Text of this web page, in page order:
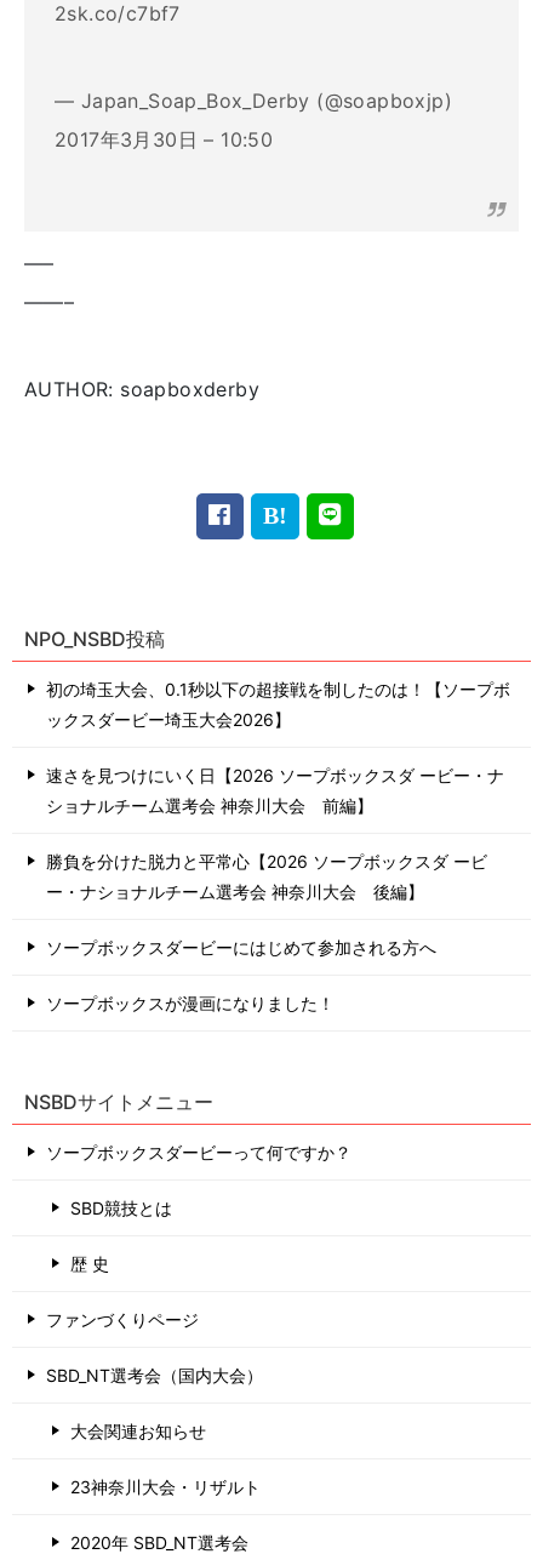
2sk.co/c7bf7
— Japan_Soap_Box_Derby (@soapboxjp)
2017年3月30日 – 10:50
—–
——–
AUTHOR: soapboxderby
NPO_NSBD投稿
初の埼玉大会、0.1秒以下の超接戦を制したのは！【ソープボ
ックスダービー埼玉大会2026】
速さを見つけにいく日【2026 ソープボックスダ ービー・ナ
ショナルチーム選考会 神奈川⼤会 前編】
勝負を分けた脱力と平常心【2026 ソープボックスダ ービ
ー・ナショナルチーム選考会 神奈川⼤会 後編】
ソープボックスダービーにはじめて参加される方へ
ソープボックスが漫画になりました！
NSBDサイトメニュー
ソープボックスダービーって何ですか？
SBD競技とは
歴 史
ファンづくりページ
SBD_NT選考会（国内大会）
大会関連お知らせ
23神奈川大会・リザルト
2020年 SBD_NT選考会